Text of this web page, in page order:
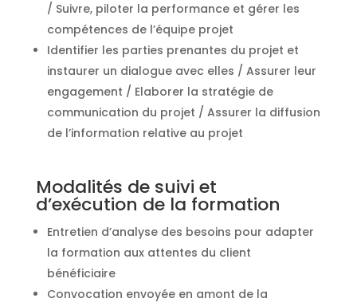
/ Suivre, piloter la performance et gérer les
compétences de l’équipe projet
Identifier les parties prenantes du projet et
instaurer un dialogue avec elles / Assurer leur
engagement / Elaborer la stratégie de
communication du projet / Assurer la diffusion
de l’information relative au projet
Modalités de suivi et
d’exécution de la formation
Entretien d’analyse des besoins pour adapter
la formation aux attentes du client
bénéficiaire
Convocation envoyée en amont de la